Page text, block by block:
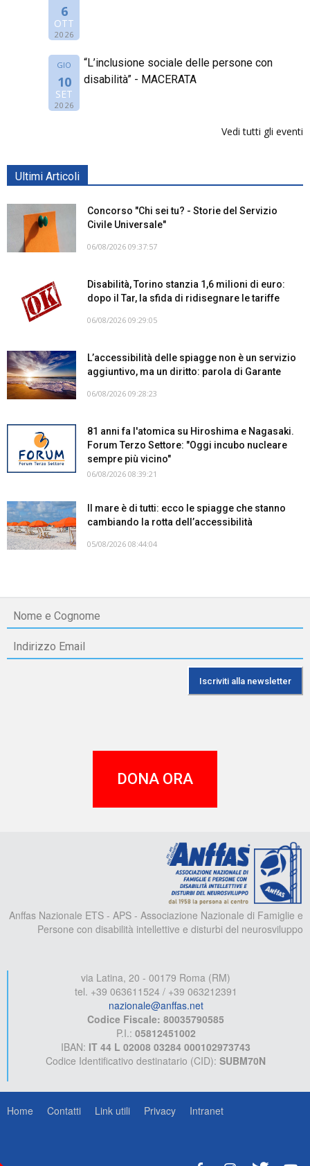
6
OTT
2026
GIO
10
SET
2026
“L’inclusione sociale delle persone con
disabilità” - MACERATA
Vedi tutti gli eventi
Ultimi Articoli
Concorso "Chi sei tu? - Storie del Servizio
Civile Universale"
06/08/2026 09:37:57
Disabilità, Torino stanzia 1,6 milioni di euro:
dopo il Tar, la sfida di ridisegnare le tariffe
06/08/2026 09:29:05
L’accessibilità delle spiagge non è un servizio
aggiuntivo, ma un diritto: parola di Garante
06/08/2026 09:28:23
81 anni fa l'atomica su Hiroshima e Nagasaki.
Forum Terzo Settore: "Oggi incubo nucleare
sempre più vicino"
06/08/2026 08:39:21
Il mare è di tutti: ecco le spiagge che stanno
cambiando la rotta dell’accessibilità
05/08/2026 08:44:04
DONA ORA
Anffas Nazionale ETS - APS - Associazione Nazionale di Famiglie e
Persone con disabilità intellettive e disturbi del neurosviluppo
via Latina, 20 - 00179 Roma (RM)
tel. +39 063611524 / +39 063212391
nazionale@anffas.net
Codice Fiscale: 80035790585
P.I.: 05812451002
IBAN: IT 44 L 02008 03284 000102973743
Codice Identificativo destinatario (CID): SUBM70N
Home Contatti Link utili Privacy Intranet